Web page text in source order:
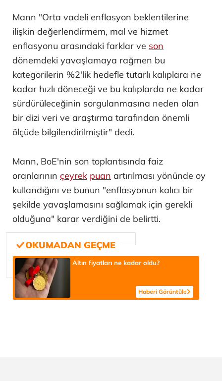
Mann "Orta vadeli enflasyon beklentilerine
ilişkin değerlendirmem, mal ve hizmet
enflasyonu arasındaki farklar ve son
dönemdeki yavaşlamaya rağmen bu
kategorilerin %2'lik hedefle tutarlı kalıplara ne
kadar hızlı döneceği ve bu kalıplarda ne kadar
sürdürüleceğinin sorgulanmasına neden olan
bir dizi veri ve araştırma tarafından önemli
ölçüde bilgilendirilmiştir" dedi.
Mann, BoE'nin son toplantısında faiz
oranlarının çeyrek puan artırılması yönünde oy
kullandığını ve bunun "enflasyonun kalıcı bir
şekilde yavaşlamasını sağlamak için gerekli
olduğuna" karar verdiğini de belirtti.
Altın fiyatları ne kadar oldu?
Haberi Görüntüle